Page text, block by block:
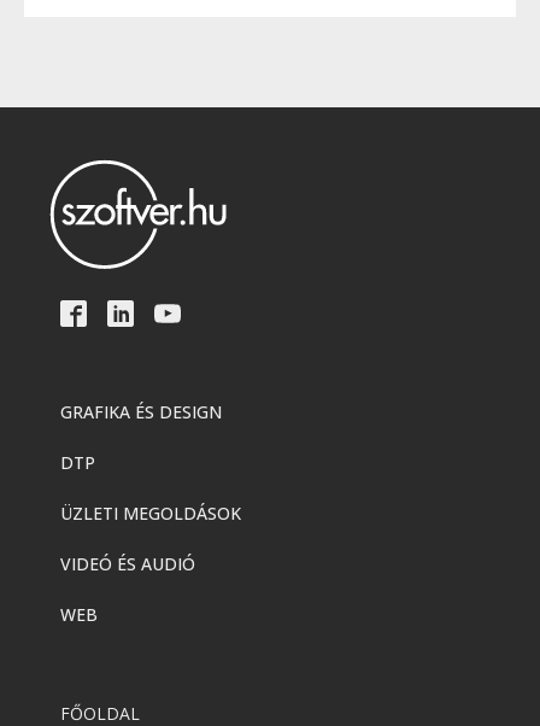
GRAFIKA ÉS DESIGN
DTP
ÜZLETI MEGOLDÁSOK
VIDEÓ ÉS AUDIÓ
WEB
FŐOLDAL